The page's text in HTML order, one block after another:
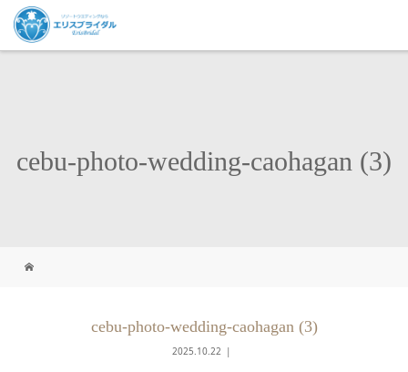
cebu-photo-wedding-caohagan (3)
cebu-photo-wedding-caohagan (3)
2025.10.22